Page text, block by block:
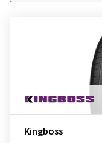
Kingboss